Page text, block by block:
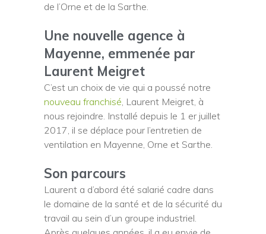
de l’Orne et de la Sarthe.
Une nouvelle agence à
Mayenne, emmenée par
Laurent Meigret
C’est un choix de vie qui a poussé notre
nouveau franchisé, Laurent Meigret, à
nous rejoindre. Installé depuis le 1 er juillet
2017, il se déplace pour l’entretien de
ventilation en Mayenne, Orne et Sarthe.
Son parcours
Laurent a d’abord été salarié cadre dans
le domaine de la santé et de la sécurité du
travail au sein d’un groupe industriel.